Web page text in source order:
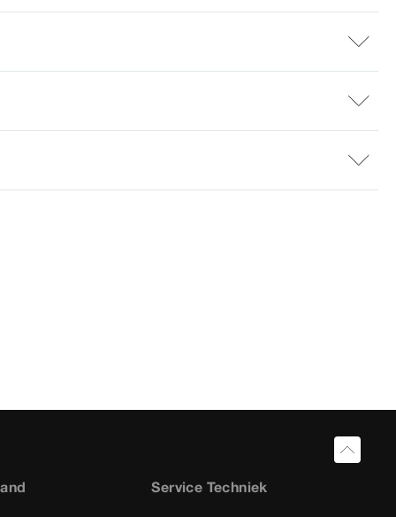
Service Techniek